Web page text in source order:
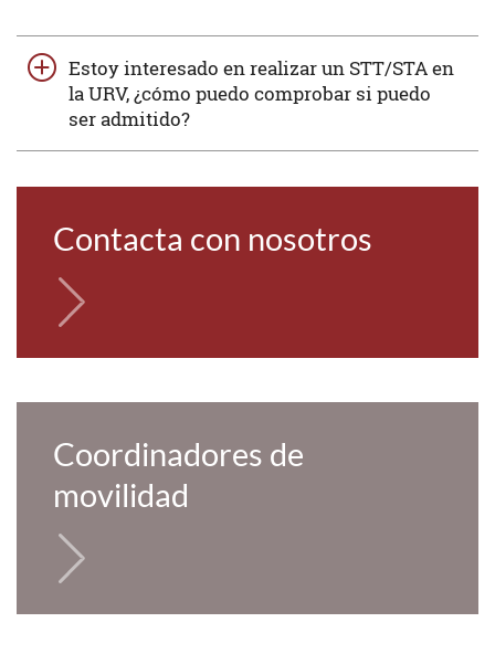
Estoy interesado en realizar un STT/STA en
la URV, ¿cómo puedo comprobar si puedo
ser admitido?
Contacta con nosotros
Coordinadores de
movilidad